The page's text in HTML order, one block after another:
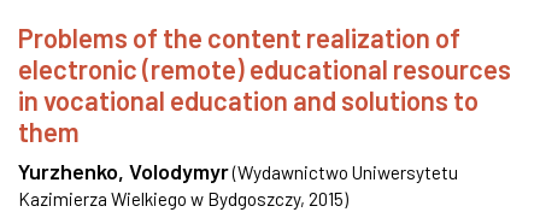
Problems of the content realization of
electronic (remote) educational resources
in vocational education and solutions to
them
Yurzhenko, Volodymyr(Wydawnictwo Uniwersytetu
Kazimierza Wielkiego w Bydgoszczy, 2015)